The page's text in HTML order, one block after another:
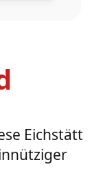
Eichstätt